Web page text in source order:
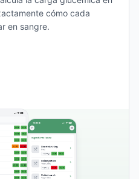
cómo cada
en sangre.